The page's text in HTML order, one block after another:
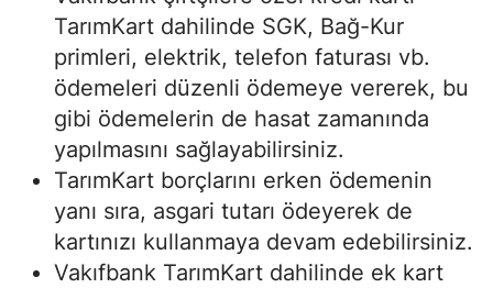
TarımKart dahilinde SGK, Bağ-Kur
primleri, elektrik, telefon faturası vb.
ödemeleri düzenli ödemeye vererek, bu
gibi ödemelerin de hasat zamanında
yapılmasını sağlayabilirsiniz.
TarımKart borçlarını erken ödemenin
yanı sıra, asgari tutarı ödeyerek de
kartınızı kullanmaya devam edebilirsiniz.
Vakıfbank TarımKart dahilinde ek kart